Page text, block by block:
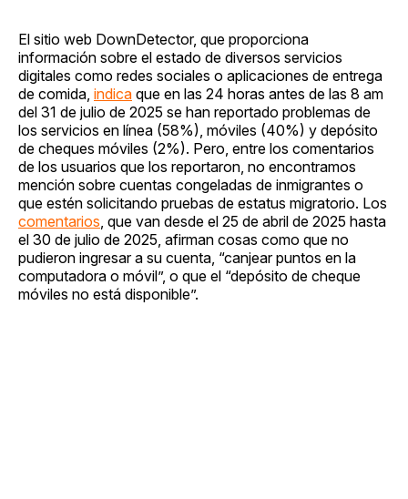
El sitio web DownDetector, que proporciona
información sobre el estado de diversos servicios
digitales como redes sociales o aplicaciones de entrega
de comida, indica que en las 24 horas antes de las 8 am
del 31 de julio de 2025 se han reportado problemas de
los servicios en línea (58%), móviles (40%) y depósito
de cheques móviles (2%). Pero, entre los comentarios
de los usuarios que los reportaron, no encontramos
mención sobre cuentas congeladas de inmigrantes o
que estén solicitando pruebas de estatus migratorio. Los
comentarios , que van desde el 25 de abril de 2025 hasta
el 30 de julio de 2025, afirman cosas como que no
pudieron ingresar a su cuenta, “canjear puntos en la
computadora o móvil”, o que el “depósito de cheque
móviles no está disponible”.